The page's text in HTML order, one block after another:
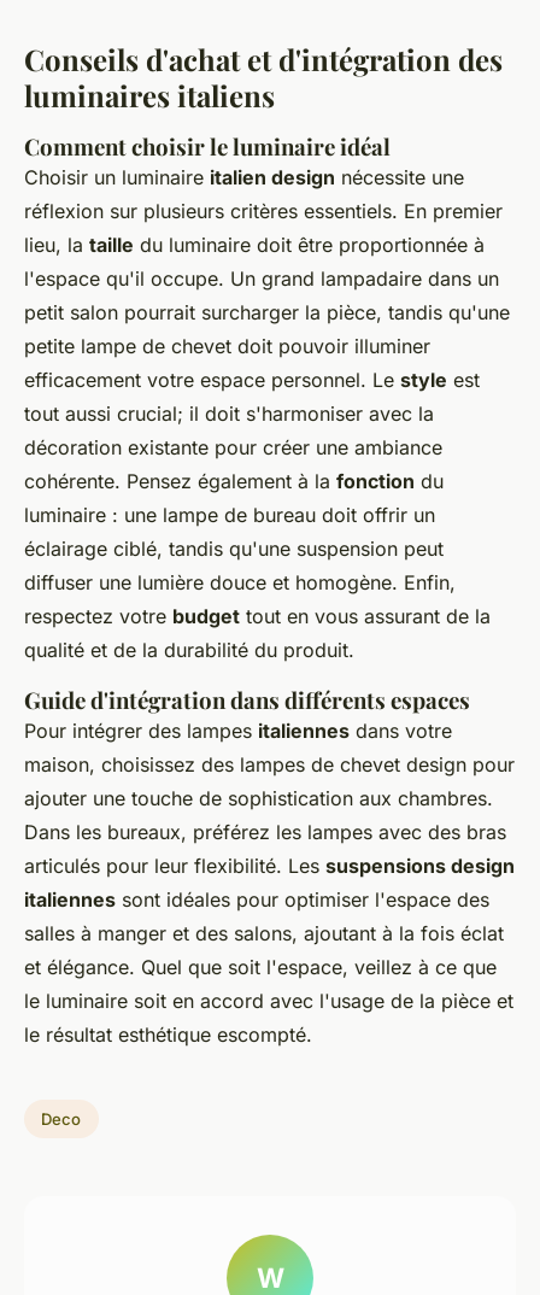
Conseils d'achat et d'intégration des
luminaires italiens
Comment choisir le luminaire idéal
Choisir un luminaire italien design nécessite une
réflexion sur plusieurs critères essentiels. En premier
lieu, la taille du luminaire doit être proportionnée à
l'espace qu'il occupe. Un grand lampadaire dans un
petit salon pourrait surcharger la pièce, tandis qu'une
petite lampe de chevet doit pouvoir illuminer
efficacement votre espace personnel. Le style est
tout aussi crucial; il doit s'harmoniser avec la
décoration existante pour créer une ambiance
cohérente. Pensez également à la fonction du
luminaire : une lampe de bureau doit offrir un
éclairage ciblé, tandis qu'une suspension peut
diffuser une lumière douce et homogène. Enfin,
respectez votre budget tout en vous assurant de la
qualité et de la durabilité du produit.
Guide d'intégration dans différents espaces
Pour intégrer des lampes italiennes dans votre
maison, choisissez des lampes de chevet design pour
ajouter une touche de sophistication aux chambres.
Dans les bureaux, préférez les lampes avec des bras
articulés pour leur flexibilité. Les suspensions design
italiennes sont idéales pour optimiser l'espace des
salles à manger et des salons, ajoutant à la fois éclat
et élégance. Quel que soit l'espace, veillez à ce que
le luminaire soit en accord avec l'usage de la pièce et
le résultat esthétique escompté.
Deco
W